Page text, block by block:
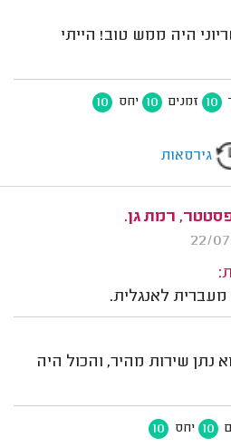
היה ממש טוב! הייתי
10 זמנים 10 יחס 10
גירסאות
רמת גן.
לאנגלית.
נתן שירות מהיר, והכול היה
10 יחס 10